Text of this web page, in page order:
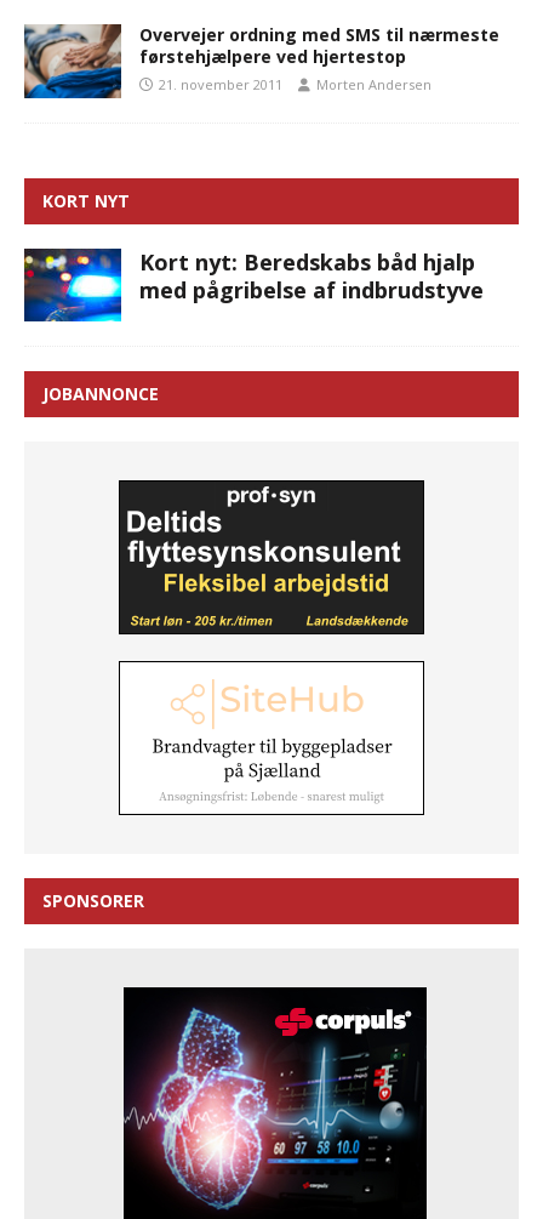
Overvejer ordning med SMS til nærmeste
førstehjælpere ved hjertestop
21. november 2011 Morten Andersen
KORT NYT
Kort nyt: Beredskabs båd hjalp
med pågribelse af indbrudstyve
JOBANNONCE
SPONSORER